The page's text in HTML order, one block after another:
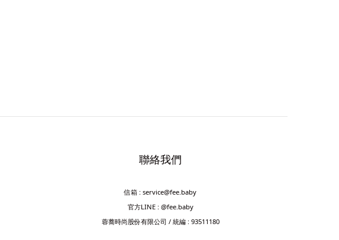
聯絡我們
信箱 : service@fee.baby
官方LINE : @fee.baby
蓉蕎時尚股份有限公司 / 統編 : 93511180